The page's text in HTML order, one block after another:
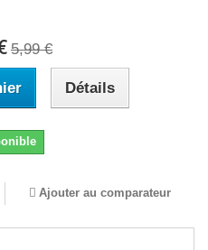
5,99 €
Détails
Ajouter au comparateur